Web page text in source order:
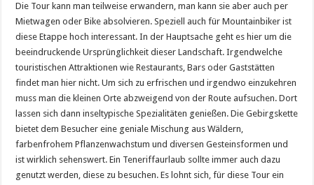
Die Tour kann man teilweise erwandern, man kann sie aber auch per
Mietwagen oder Bike absolvieren. Speziell auch für Mountainbiker ist
diese Etappe hoch interessant. In der Hauptsache geht es hier um die
beeindruckende Ursprünglichkeit dieser Landschaft. Irgendwelche
touristischen Attraktionen wie Restaurants, Bars oder Gaststätten
findet man hier nicht. Um sich zu erfrischen und irgendwo einzukehren
muss man die kleinen Orte abzweigend von der Route aufsuchen. Dort
lassen sich dann inseltypische Spezialitäten genießen. Die Gebirgskette
bietet dem Besucher eine geniale Mischung aus Wäldern,
farbenfrohem Pflanzenwachstum und diversen Gesteinsformen und
ist wirklich sehenswert. Ein Teneriffaurlaub sollte immer auch dazu
genutzt werden, diese zu besuchen. Es lohnt sich, für diese Tour ein